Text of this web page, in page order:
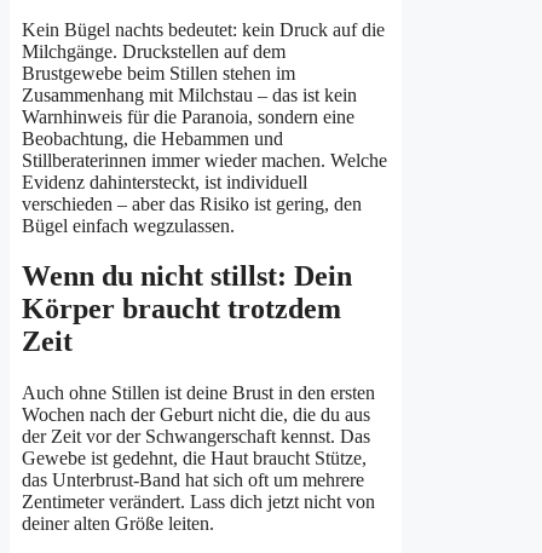
Kein Bügel nachts bedeutet: kein Druck auf die
Milchgänge. Druckstellen auf dem
Brustgewebe beim Stillen stehen im
Zusammenhang mit Milchstau – das ist kein
Warnhinweis für die Paranoia, sondern eine
Beobachtung, die Hebammen und
Stillberaterinnen immer wieder machen. Welche
Evidenz dahintersteckt, ist individuell
verschieden – aber das Risiko ist gering, den
Bügel einfach wegzulassen.
Wenn du nicht stillst: Dein
Körper braucht trotzdem
Zeit
Auch ohne Stillen ist deine Brust in den ersten
Wochen nach der Geburt nicht die, die du aus
der Zeit vor der Schwangerschaft kennst. Das
Gewebe ist gedehnt, die Haut braucht Stütze,
das Unterbrust-Band hat sich oft um mehrere
Zentimeter verändert. Lass dich jetzt nicht von
deiner alten Größe leiten.